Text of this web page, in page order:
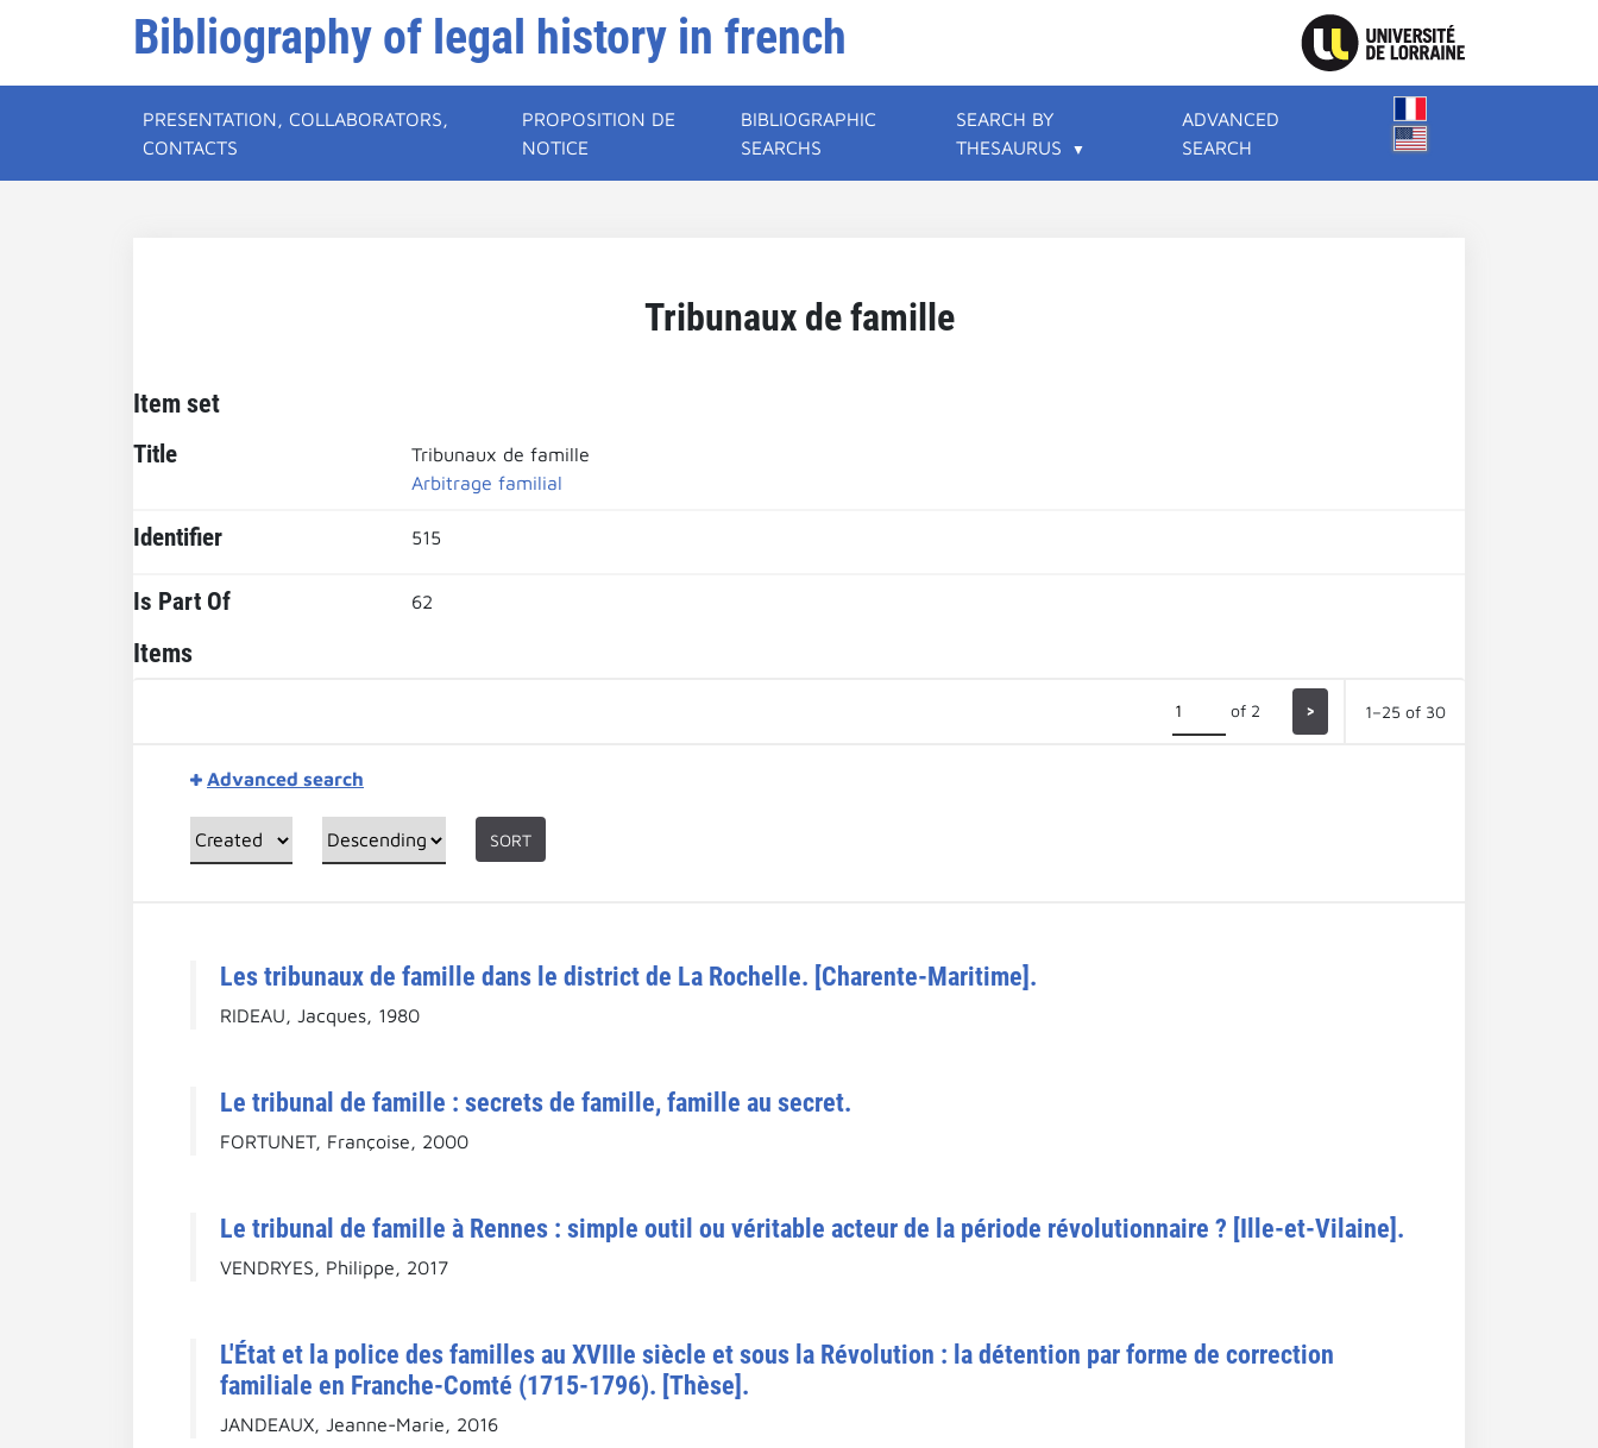
Bibliography of legal history in french
PRESENTATION, COLLABORATORS,
CONTACTS
PROPOSITION DE
NOTICE
BIBLIOGRAPHIC
SEARCHS
SEARCH BY
THESAURUS
ADVANCED
SEARCH
Tribunaux de famille
Item set
Title
Tribunaux de famille
Arbitrage familial
Identifier 515
Is Part Of 62
Items
of 2 > 1–25 of 30
Advanced search
SORT
Les tribunaux de famille dans le district de La Rochelle. [Charente-Maritime].
RIDEAU, Jacques, 1980
Le tribunal de famille : secrets de famille, famille au secret.
FORTUNET, Françoise, 2000
Le tribunal de famille à Rennes : simple outil ou véritable acteur de la période révolutionnaire ? [Ille-et-Vilaine].
VENDRYES, Philippe, 2017
L'État et la police des familles au XVIIIe siècle et sous la Révolution : la détention par forme de correction
familiale en Franche-Comté (1715-1796). [Thèse].
JANDEAUX, Jeanne-Marie, 2016